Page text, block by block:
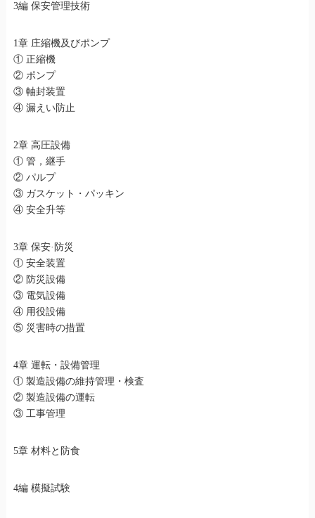
3編 保安管理技術
1章 庄縮機及びポンプ
① 正縮機
② ポンプ
③ 軸封装置
④ 漏えい防止
2章 高圧設備
① 管，継手
② パルプ
③ ガスケット・パッキン
④ 安全升等
3章 保安·防災
① 安全装置
② 防災設備
③ 電気設備
④ 用役設備
⑤ 災害時の措置
4章 運転・設備管理
① 製造設備の維持管理・検査
② 製造設備の運転
③ 工事管理
5章 材料と防食
4編 模擬試験